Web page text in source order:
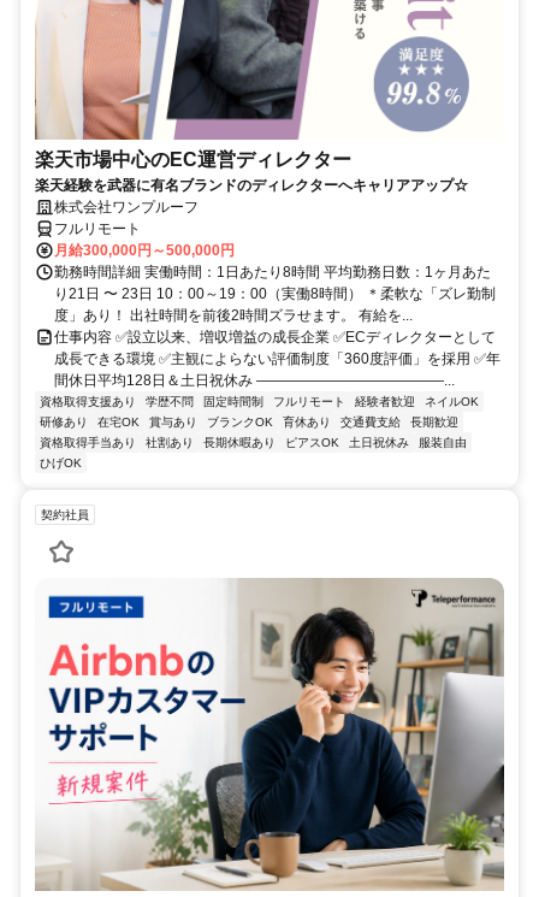
楽天市場中心のEC運営ディレクター
楽天経験を武器に有名ブランドのディレクターへキャリアアップ☆
株式会社ワンプルーフ
フルリモート
月給300,000円～500,000円
勤務時間詳細 実働時間：1日あたり8時間 平均勤務日数：1ヶ月あた
り21日 〜 23日 10：00～19：00（実働8時間） ＊柔軟な「ズレ勤制
度」あり！ 出社時間を前後2時間ズラせます。 有給を...
仕事内容 ✅設立以来、増収増益の成長企業 ✅ECディレクターとして
成長できる環境 ✅主観によらない評価制度「360度評価」を採用 ✅年
間休日平均128日＆土日祝休み ―――――――――――――...
資格取得支援あり 学歴不問 固定時間制 フルリモート 経験者歓迎
ネイルOK
研修あり
在宅OK 賞与あり ブランクOK 育休あり 交通費支給
長期歓迎
資格取得手当あり
社割あり 長期休暇あり ピアスOK 土日祝休み
服装自由
ひげOK
契約社員